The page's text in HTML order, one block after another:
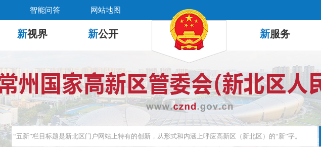
智能问答 网站地图
新视界 新公开 新服务